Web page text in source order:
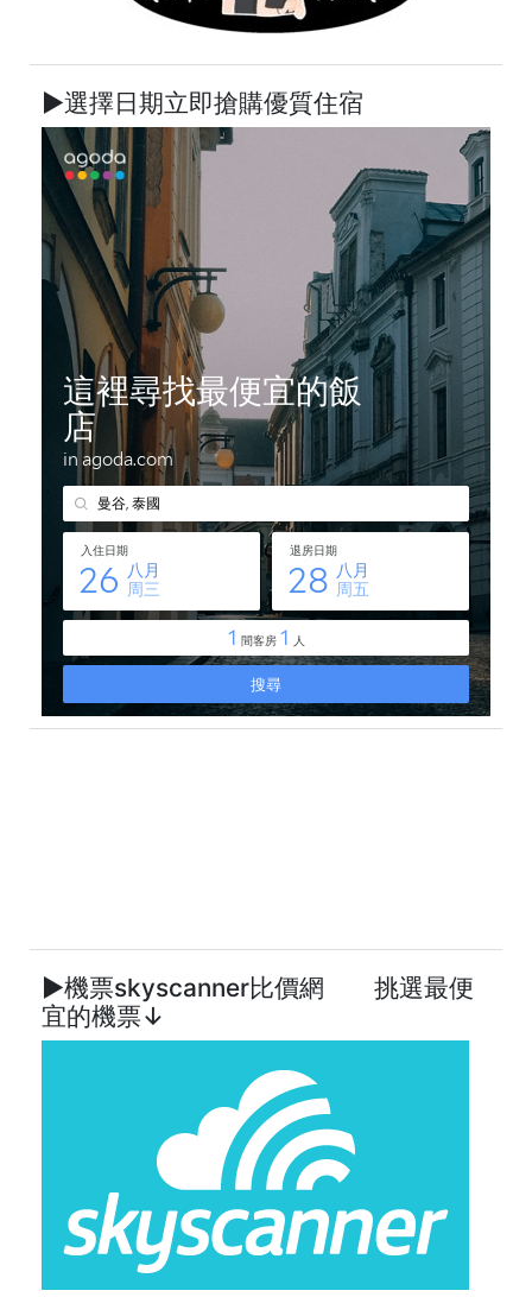
►選擇日期立即搶購優質住宿
►機票skyscanner比價網 挑選最便
宜的機票↓